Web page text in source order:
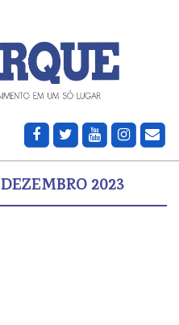
DEZEMBRO 2023